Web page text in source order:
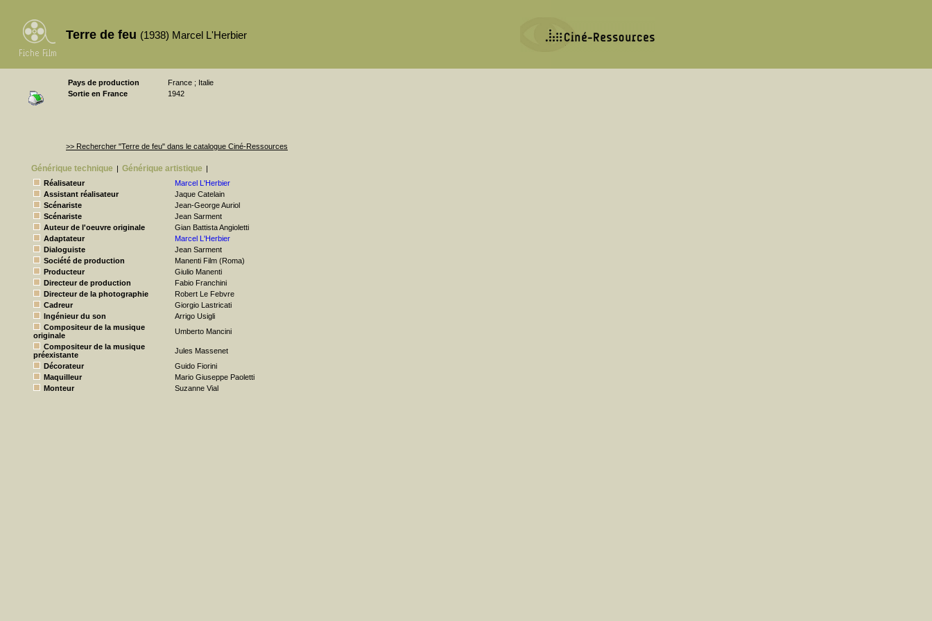
Terre de feu (1938) Marcel L'Herbier
Pays de production
France ; Italie
Sortie en France
1942
>> Rechercher "Terre de feu" dans le catalogue Ciné-Ressources
Générique technique | Générique artistique |
Réalisateur
Marcel L'Herbier
Assistant réalisateur
Jaque Catelain
Scénariste
Jean-George Auriol
Scénariste
Jean Sarment
Auteur de l'oeuvre originale
Gian Battista Angioletti
Adaptateur
Marcel L'Herbier
Dialoguiste
Jean Sarment
Société de production
Manenti Film (Roma)
Producteur
Giulio Manenti
Directeur de production
Fabio Franchini
Directeur de la photographie
Robert Le Febvre
Cadreur
Giorgio Lastricati
Ingénieur du son
Arrigo Usigli
Compositeur de la musique
originale
Umberto Mancini
Compositeur de la musique
préexistante
Jules Massenet
Décorateur
Guido Fiorini
Maquilleur
Mario Giuseppe Paoletti
Monteur
Suzanne Vial